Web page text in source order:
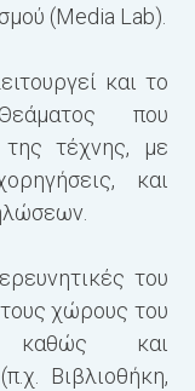
(Media Lab).
και το
που
της τέχνης, με
και
του
χώρους του
καθώς και
Βιβλιοθήκη,